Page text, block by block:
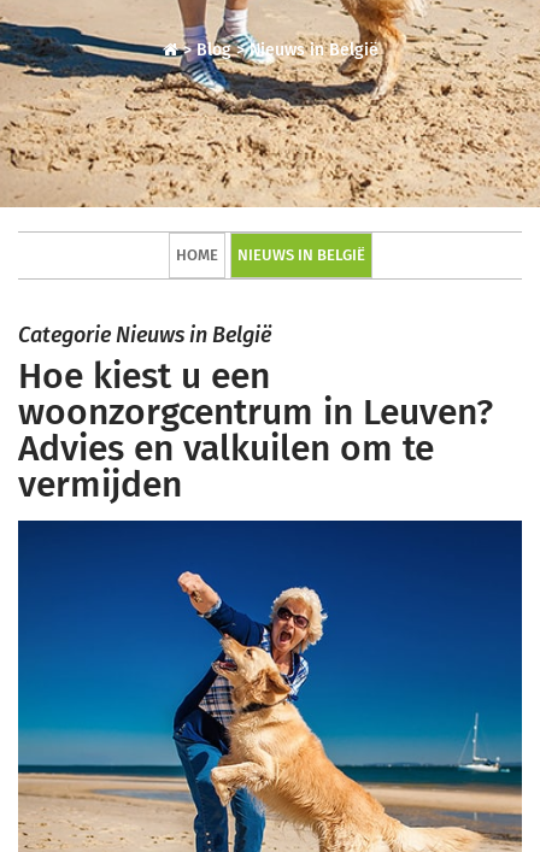
>Blog>Nieuws in België
HOME NIEUWS IN BELGIË
Categorie Nieuws in België
Hoe kiest u een
woonzorgcentrum in Leuven?
Advies en valkuilen om te
vermijden